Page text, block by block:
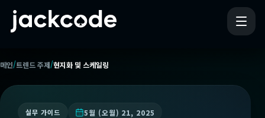
메인/트렌드 주제/현지화 및 스케일링
실무 가이드 5월 (오월) 21, 2025